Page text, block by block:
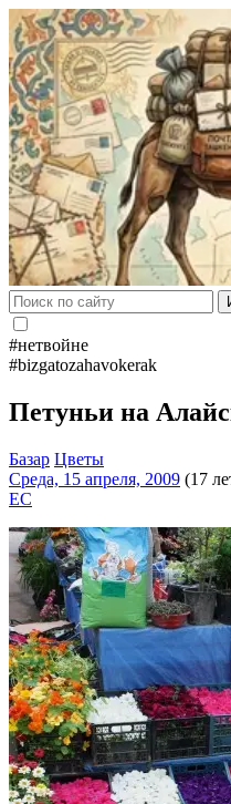
#нетвойне
#bizgatozahavokerak
Петуньи на
Базар Цветы
Среда, 15 апреля, 2009 (17
EC